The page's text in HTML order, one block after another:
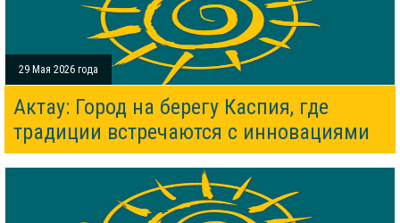
29 Мая 2026 года
Актау: Город на берегу Каспия, где
традиции встречаются с инновациями